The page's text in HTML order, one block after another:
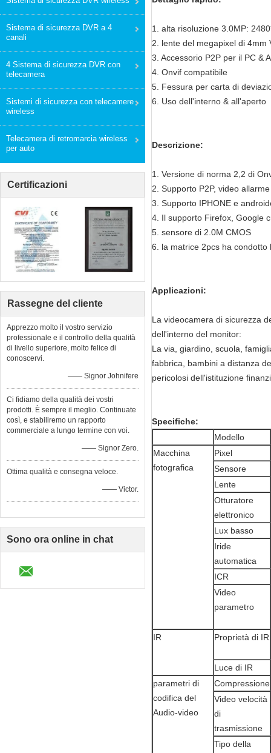
Sistema di sicurezza DVR a 4
canali
4 Sistema di sicurezza DVR con
telecamera
Sistemi di sicurezza con telecamere
wireless
Telecamera di retromarcia wireless
per auto
Certificazioni
Rassegne del cliente
Apprezzo molto il vostro servizio
professionale e il controllo della qualità
di livello superiore, molto felice di
conoscervi.
—— Signor Johnifere
Ci fidiamo della qualità dei vostri
prodotti. È sempre il meglio. Continuate
così, e stabiliremo un rapporto
commerciale a lungo termine con voi.
—— Signor Zero.
Ottima qualità e consegna veloce.
—— Victor.
Sono ora online in chat
1. alta risoluzione 3.0MP:
2. lente del megapixel di 4mm
3. Accessorio P2P per il PC &
4. Onvif compatibile
5. Fessura per carta di
6. Uso dell'interno & all'aperto
Descrizione:
1. Versione di norma 2,2 di
2. Supporto P2P, video
3. Supporto IPHONE e
4. Il supporto Firefox, Google
5. sensore di 2.0M CMOS
6. la matrice 2pcs ha
Applicazioni:
La videocamera di sicurezza
dell'interno del monitor:
La via, giardino, scuola,
fabbrica, bambini a distanza
pericolosi dell'istituzione
Specifiche:
Modello
Macchina
fotografica
Pixel
Sensore
Lente
Otturatore
elettronico
Lux basso
Iride
automatica
ICR
Video
parametro
IR Proprietà di IR
Luce di IR
parametri di
codifica del
Audio-video
Compressione
Video velocità
di
trasmissione
Tipo della